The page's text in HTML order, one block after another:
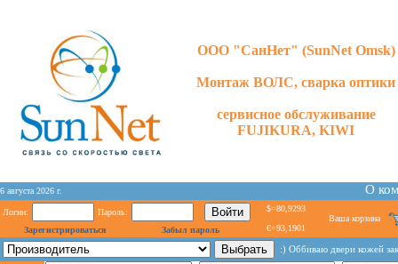
ООО "СанНет" (SunNet Omsk)
Монтаж ВОЛС, сварка оптики
сервисное обслуживание
FUJIKURA, KIWI
6 августа 2026 г. О
Логин:
Пароль:
Зарегистрироваться
Забыл пароль
$=80,9293
€=93,1901
Ваша корзина
:) Оббиваю двери кожей